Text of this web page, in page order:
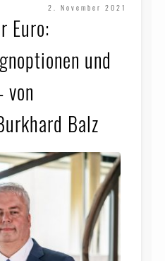
2. November 2021
Euro:
und
von
Balz